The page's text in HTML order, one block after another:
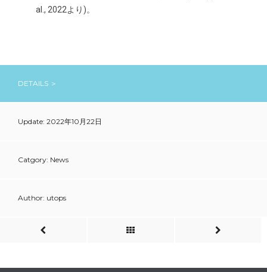
al., 2022より)。
DETAILS ＞
Update: 2022年10月22日
Catgory: News
Author: utops